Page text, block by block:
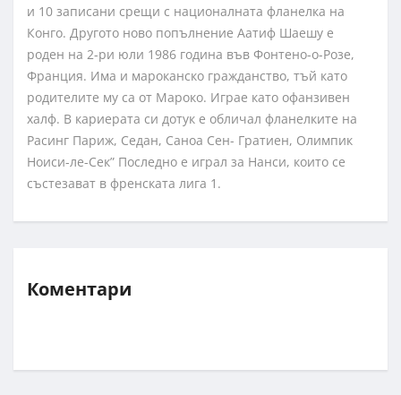
и 10 записани срещи с националната фланелка на
Конго. Другото ново попълнение Аатиф Шаешу е
роден на 2-ри юли 1986 година във Фонтено-о-Розе,
Франция. Има и мароканско гражданство, тъй като
родителите му са от Мароко. Играе като офанзивен
халф. В кариерата си дотук е обличал фланелките на
Расинг Париж, Седан, Саноа Сен- Гратиен, Олимпик
Ноиси-ле-Сек” Последно е играл за Нанси, които се
състезават в френската лига 1.
Коментари